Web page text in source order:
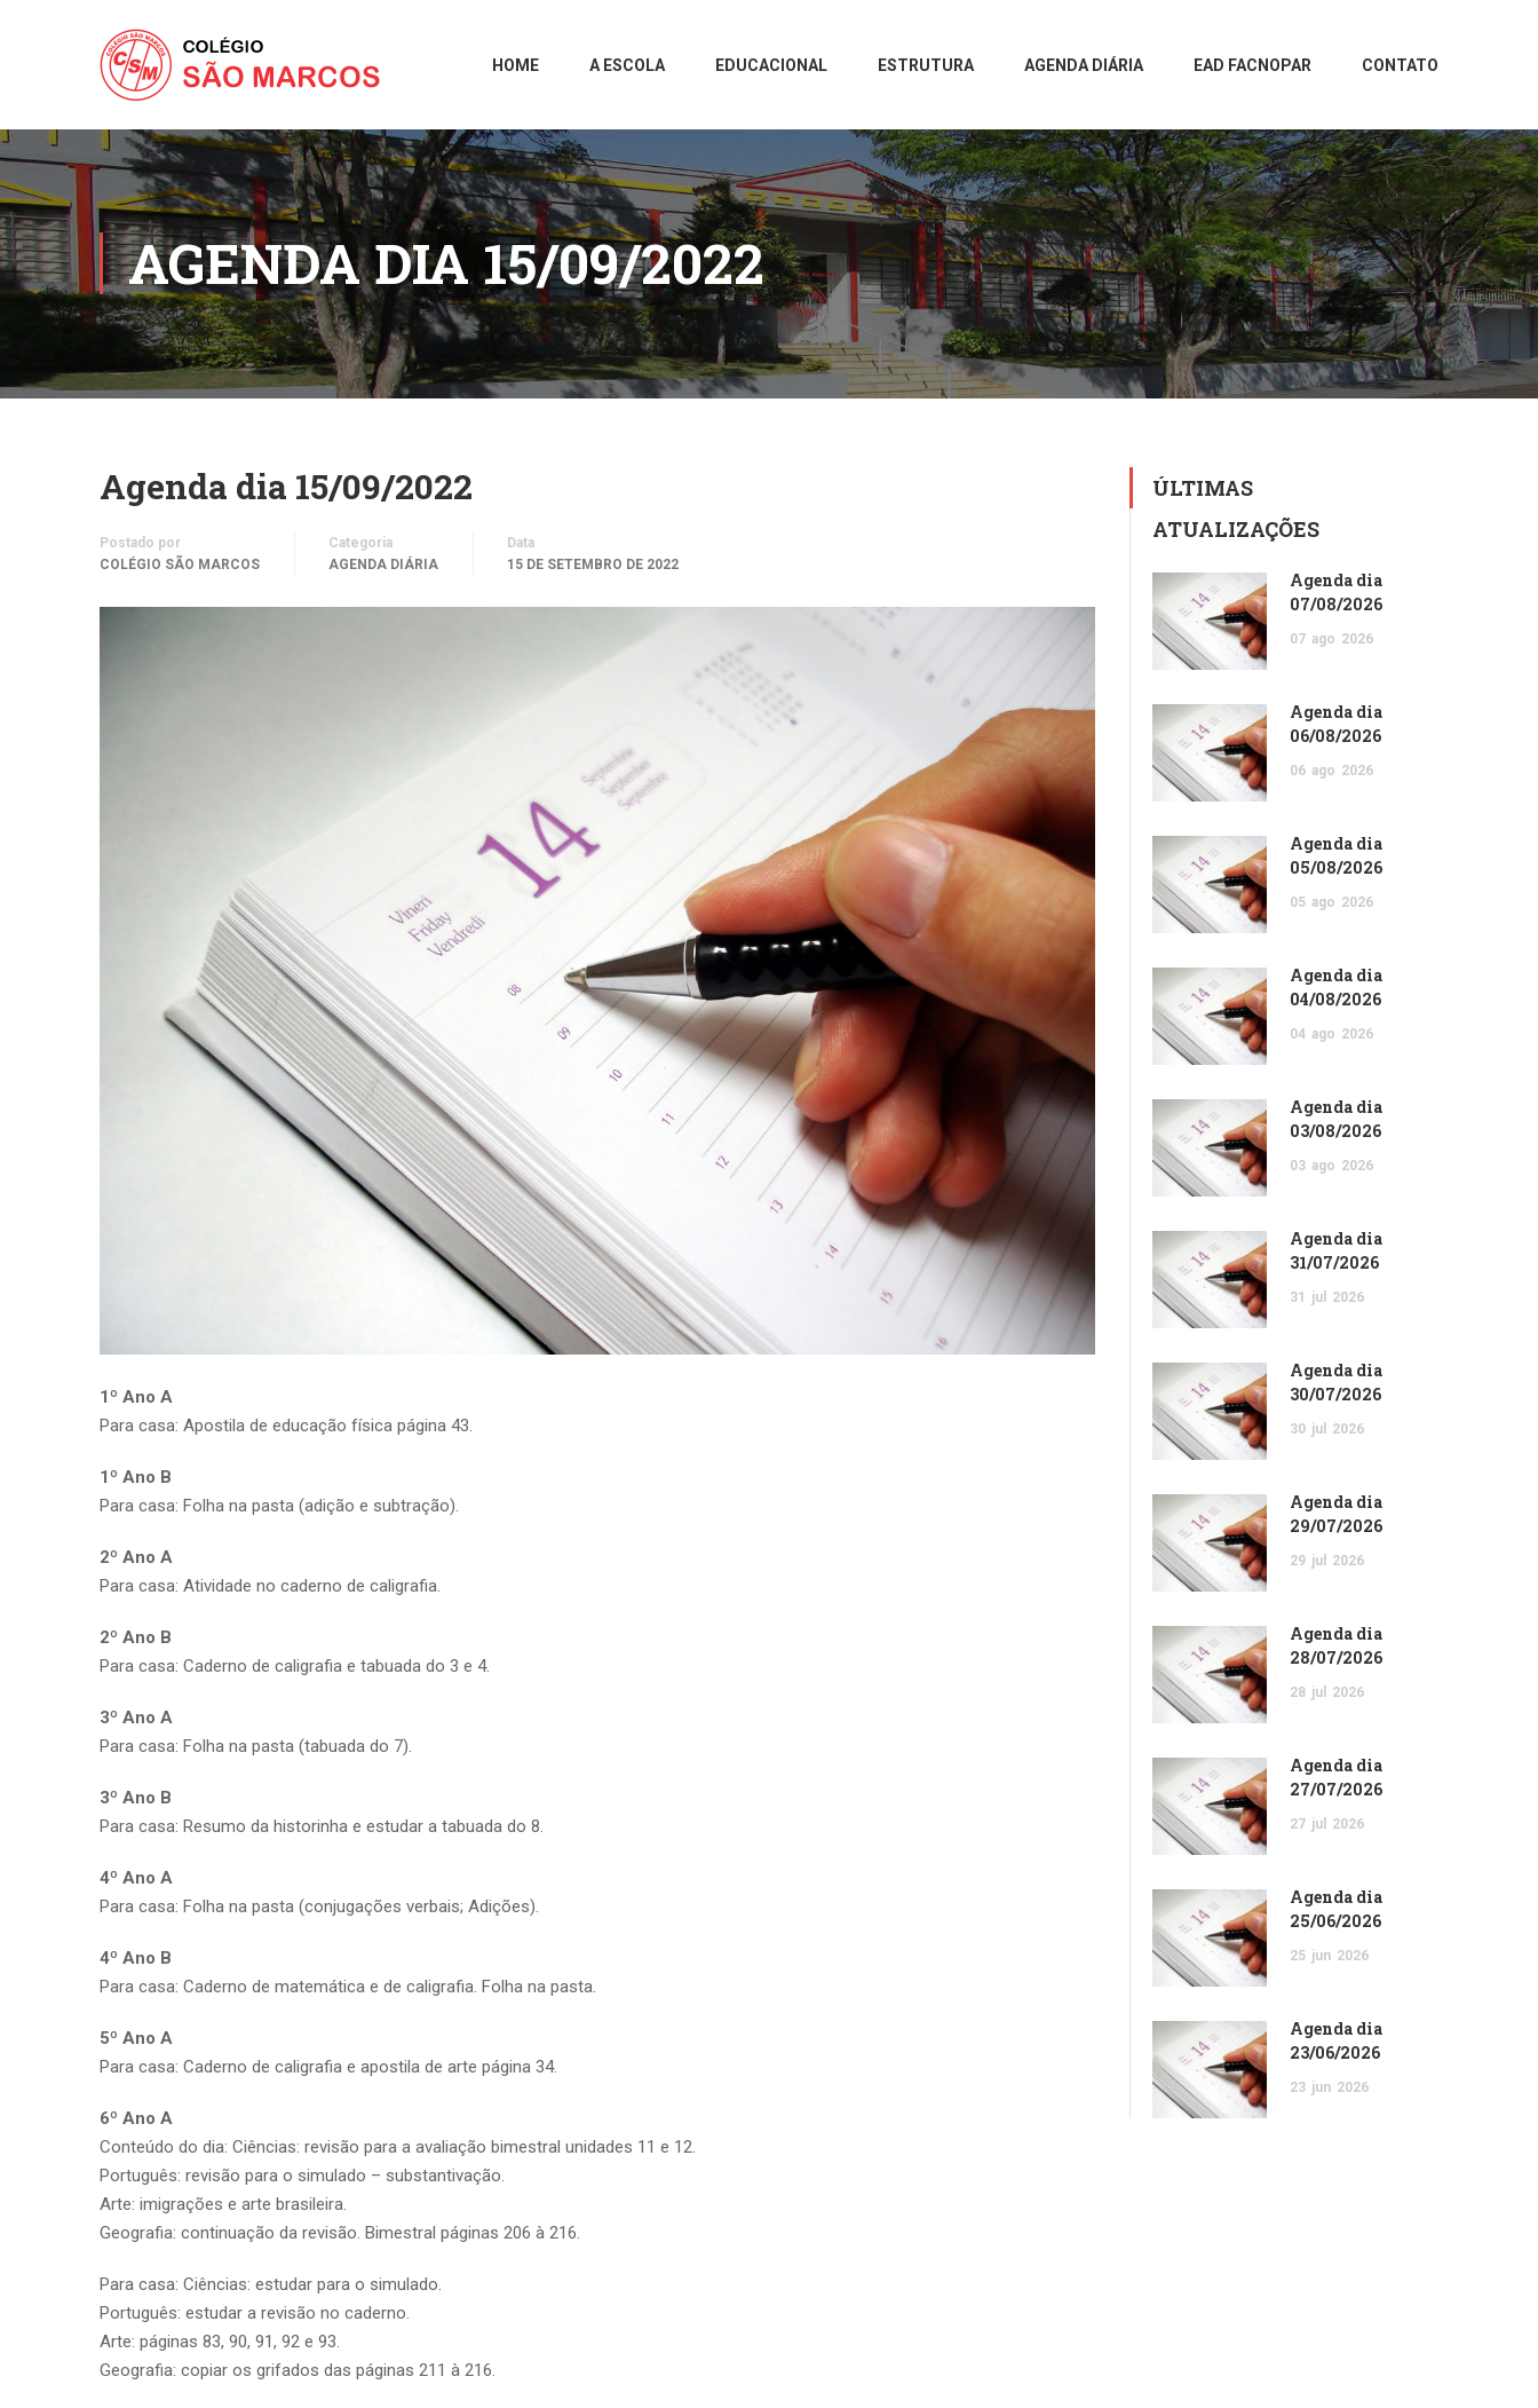
HOME A ESCOLA EDUCACIONAL ESTRUTURA AGENDA DIÁRIA EAD FACNOPAR CONTATO
AGENDA DIA 15/09/2022
Agenda dia 15/09/2022
Postado por
COLÉGIO SÃO MARCOS
Categoria
AGENDA DIÁRIA
Data
15 DE SETEMBRO DE 2022
1º Ano A
Para casa: Apostila de educação física página 43.
1º Ano B
Para casa: Folha na pasta (adição e subtração).
2º Ano A
Para casa: Atividade no caderno de caligrafia.
2º Ano B
Para casa: Caderno de caligrafia e tabuada do 3 e 4.
3º Ano A
Para casa: Folha na pasta (tabuada do 7).
3º Ano B
Para casa: Resumo da historinha e estudar a tabuada do 8.
4º Ano A
Para casa: Folha na pasta (conjugações verbais; Adições).
4º Ano B
Para casa: Caderno de matemática e de caligrafia. Folha na pasta.
5º Ano A
Para casa: Caderno de caligrafia e apostila de arte página 34.
6º Ano A
Conteúdo do dia: Ciências: revisão para a avaliação bimestral unidades 11 e 12.
Português: revisão para o simulado – substantivação.
Arte: imigrações e arte brasileira.
Geografia: continuação da revisão. Bimestral páginas 206 à 216.
Para casa: Ciências: estudar para o simulado.
Português: estudar a revisão no caderno.
Arte: páginas 83, 90, 91, 92 e 93.
Geografia: copiar os grifados das páginas 211 à 216.
ÚLTIMAS
ATUALIZAÇÕES
Agenda dia
07/08/2026
07 ago 2026
Agenda dia
06/08/2026
06 ago 2026
Agenda dia
05/08/2026
05 ago 2026
Agenda dia
04/08/2026
04 ago 2026
Agenda dia
03/08/2026
03 ago 2026
Agenda dia
31/07/2026
31 jul 2026
Agenda dia
30/07/2026
30 jul 2026
Agenda dia
29/07/2026
29 jul 2026
Agenda dia
28/07/2026
28 jul 2026
Agenda dia
27/07/2026
27 jul 2026
Agenda dia
25/06/2026
25 jun 2026
Agenda dia
23/06/2026
23 jun 2026